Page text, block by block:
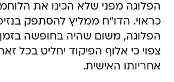
הפלוגה מפני שלא הכינו את
כראוי. הדו"ח ממליץ להסתפק
הפלוגה, משום שהיה בחופשה בזמן
צפוי כי אלוף הפיקוד יחליט בכל
אחריותו האישית.